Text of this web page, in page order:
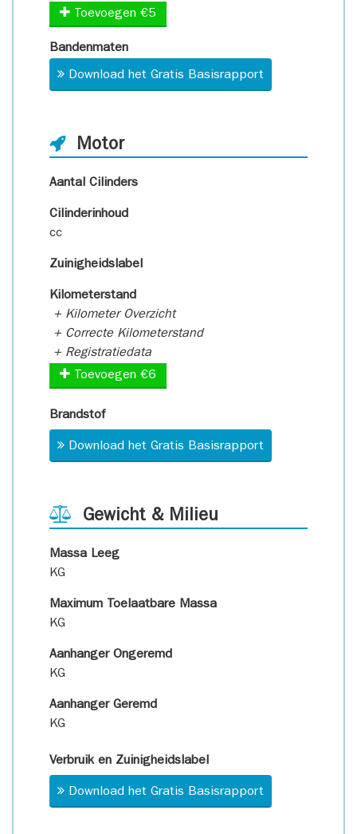
Toevoegen €5
Bandenmaten
Download het Gratis Basisrapport
Motor
Aantal Cilinders
Cilinderinhoud
cc
Zuinigheidslabel
Kilometerstand
+ Kilometer Overzicht
+ Correcte Kilometerstand
+ Registratiedata
Toevoegen €6
Brandstof
Download het Gratis Basisrapport
Gewicht & Milieu
Massa Leeg
KG
Maximum Toelaatbare Massa
KG
Aanhanger Ongeremd
KG
Aanhanger Geremd
KG
Verbruik en Zuinigheidslabel
Download het Gratis Basisrapport